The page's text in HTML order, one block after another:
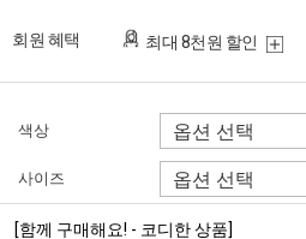
회원 혜택 최대 8천원 할인
색상
사이즈
[함께 구매해요! - 코디한 상품]